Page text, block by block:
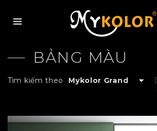
MYKOLOR
BẢNG MÀU
Tìm kiếm theo